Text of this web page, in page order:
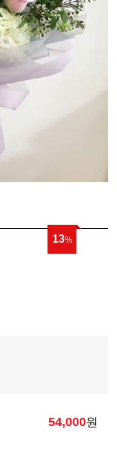
13%
54,000원